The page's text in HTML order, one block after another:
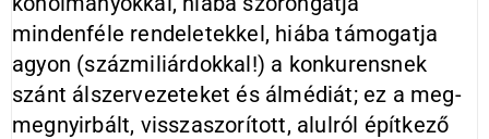
mindenféle rendeletekkel, hiába támogatja
agyon (százmiliárdokkal!) a konkurensnek
szánt álszervezeteket és álmédiát; ez a meg-
megnyirbált, visszaszorított, alulról építkező